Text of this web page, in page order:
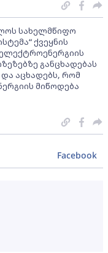
სახელმწიფო
ქვეყნის
განცხადებას
აცხადებს, რომ
მიწოდება
Facebook